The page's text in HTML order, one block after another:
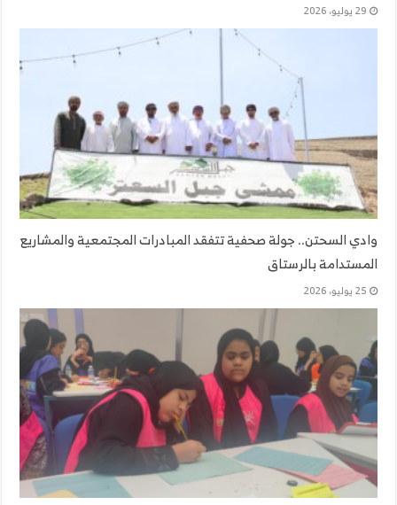
29 يوليو، 2026
وادي السحتن.. جولة صحفية تتفقد المبادرات المجتمعية والمشاريع
المستدامة بالرستاق
25 يوليو، 2026